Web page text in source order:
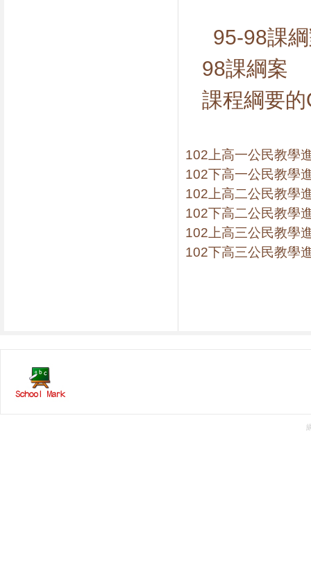
95-98課
98課綱案
課程綱要的
102上高一公民教學
102下高一公民教學
102上高二公民教學
102下高二公民教學
102上高三公民教學
102下高三公民教學